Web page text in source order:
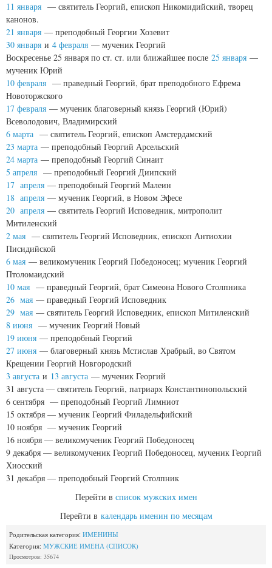
11 января — святитель Георгий, епископ Никомидийский, творец
канонов.
21 января — преподобный Георгии Хозевит
30 января и 4 февраля — мученик Георгий
Воскресенье 25 января по ст. ст. или ближайшее после 25 января —
мученик Юрий
10 февраля — праведный Георгий, брат преподобного Ефрема
Новоторжского
17 февраля — мученик благоверный князь Георгий (Юрий)
Всеволодович, Владимирский
6 марта — святитель Георгий, епископ Амстердамский
23 марта — преподобный Георгий Арсельский
24 марта — преподобный Георгий Синаит
5 апреля — преподобный Георгий Диипский
17 апреля — преподобный Георгий Малеин
18 апреля — мученик Георгий, в Новом Эфесе
20 апреля — святитель Георгий Исповедник, митрополит
Митиленский
2 мая — святитель Георгий Исповедник, епископ Антиохии
Писидийской
6 мая — великомученик Георгий Победоносец; мученик Георгий
Птоломаидский
10 мая — праведный Георгий, брат Симеона Нового Столпника
26 мая — праведный Георгий Исповедник
29 мая — святитель Георгий Исповедник, епископ Митиленский
8 июня — мученик Георгий Новый
19 июня — преподобный Георгий
27 июня — благоверный князь Мстислав Храбрый, во Святом
Крещении Георгий Новгородский
3 августа и 13 августа — мученик Георгий
31 августа — святитель Георгий, патриарх Константинопольский
6 сентября — преподобный Георгий Лимниот
15 октября — мученик Георгий Филадельфийский
10 ноября — мученик Георгий
16 ноября — великомученик Георгий Победоносец
9 декабря — великомученик Георгий Победоносец, мученик Георгий
Хиосский
31 декабря — преподобный Георгий Столпник
Перейти в список мужских имен
Перейти в календарь именин по месяцам
Родительская категория: ИМЕНИНЫ
Категория: МУЖСКИЕ ИМЕНА (СПИСОК)
Просмотров: 35674